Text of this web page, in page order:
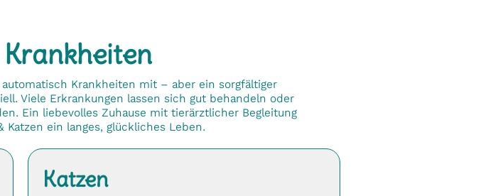
Krankheiten mit – aber ein sorgfältiger
Viele Erkrankungen lassen sich gut behandeln oder
Ein liebevolles Zuhause mit tierärztlicher Begleitung
ein langes, glückliches Leben.
Katzen